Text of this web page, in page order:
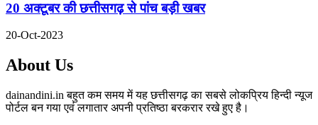
20 अक्टूबर की छत्तीसगढ़ से पांच बड़ी खबर
20-Oct-2023
About Us
dainandini.in बहुत कम समय में यह छत्तीसगढ़ का सबसे लोकप्रिय हिन्दी न्यूज
पोर्टल बन गया एवं लगातार अपनी प्रतिष्ठा बरकरार रखे हुए है।